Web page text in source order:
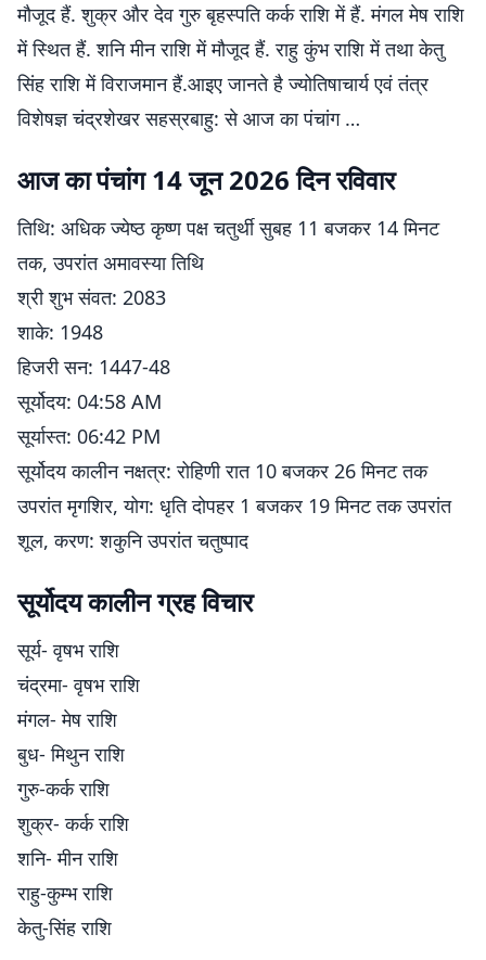
मौजूद हैं. शुक्र और देव गुरु बृहस्पति कर्क राशि में हैं. मंगल मेष राशि
में स्थित हैं. शनि मीन राशि में मौजूद हैं. राहु कुंभ राशि में तथा केतु
सिंह राशि में विराजमान हैं.आइए जानते है ज्योतिषाचार्य एवं तंत्र
विशेषज्ञ चंद्रशेखर सहस्रबाहु: से आज का पंचांग …
आज का पंचांग 14 जून 2026 दिन रविवार
तिथि: अधिक ज्येष्ठ कृष्ण पक्ष चतुर्थी सुबह 11 बजकर 14 मिनट
तक, उपरांत अमावस्या तिथि
श्री शुभ संवत: 2083
शाके: 1948
हिजरी सन: 1447-48
सूर्योदय: 04:58 AM
सूर्यास्त: 06:42 PM
सूर्योदय कालीन नक्षत्र: रोहिणी रात 10 बजकर 26 मिनट तक
उपरांत मृगशिर, योग: धृति दोपहर 1 बजकर 19 मिनट तक उपरांत
शूल, करण: शकुनि उपरांत चतुष्पाद
सूर्योदय कालीन ग्रह विचार
सूर्य- वृषभ राशि
चंद्रमा- वृषभ राशि
मंगल- मेष राशि
बुध- मिथुन राशि
गुरु-कर्क राशि
शुक्र- कर्क राशि
शनि- मीन राशि
राहु-कुम्भ राशि
केतु-सिंह राशि